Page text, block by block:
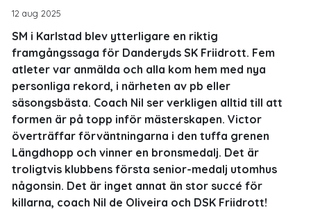
12 aug 2025
SM i Karlstad blev ytterligare en riktig
framgångssaga för Danderyds SK Friidrott. Fem
atleter var anmälda och alla kom hem med nya
personliga rekord, i närheten av pb eller
säsongsbästa. Coach Nil ser verkligen alltid till att
formen är på topp inför mästerskapen. Victor
överträffar förväntningarna i den tuffa grenen
Längdhopp och vinner en bronsmedalj. Det är
troligtvis klubbens första senior-medalj utomhus
någonsin. Det är inget annat än stor succé för
killarna, coach Nil de Oliveira och DSK Friidrott!